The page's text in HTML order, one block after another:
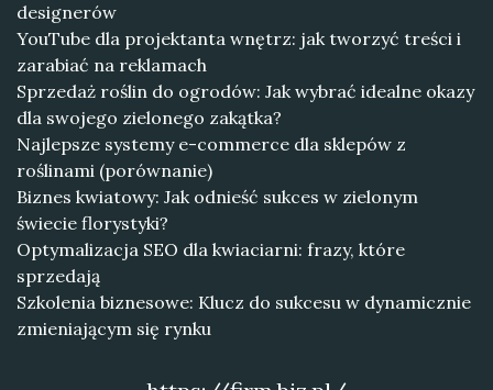
designerów
YouTube dla projektanta wnętrz: jak tworzyć treści i
zarabiać na reklamach
Sprzedaż roślin do ogrodów: Jak wybrać idealne okazy
dla swojego zielonego zakątka?
Najlepsze systemy e-commerce dla sklepów z
roślinami (porównanie)
Biznes kwiatowy: Jak odnieść sukces w zielonym
świecie florystyki?
Optymalizacja SEO dla kwiaciarni: frazy, które
sprzedają
Szkolenia biznesowe: Klucz do sukcesu w dynamicznie
zmieniającym się rynku